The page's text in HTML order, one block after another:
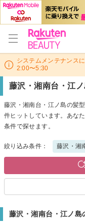
システムメンテナンス
2:00〜5:30
藤沢・湘南台・江
藤沢・湘南台・江ノ島の髪
件ヒットしています。あな
条件で探せます。
絞り込み条件： 藤沢・湘
藤沢・湘南台・江ノ島